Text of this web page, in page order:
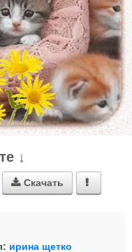
↓
 Скачать 
ирина щетко